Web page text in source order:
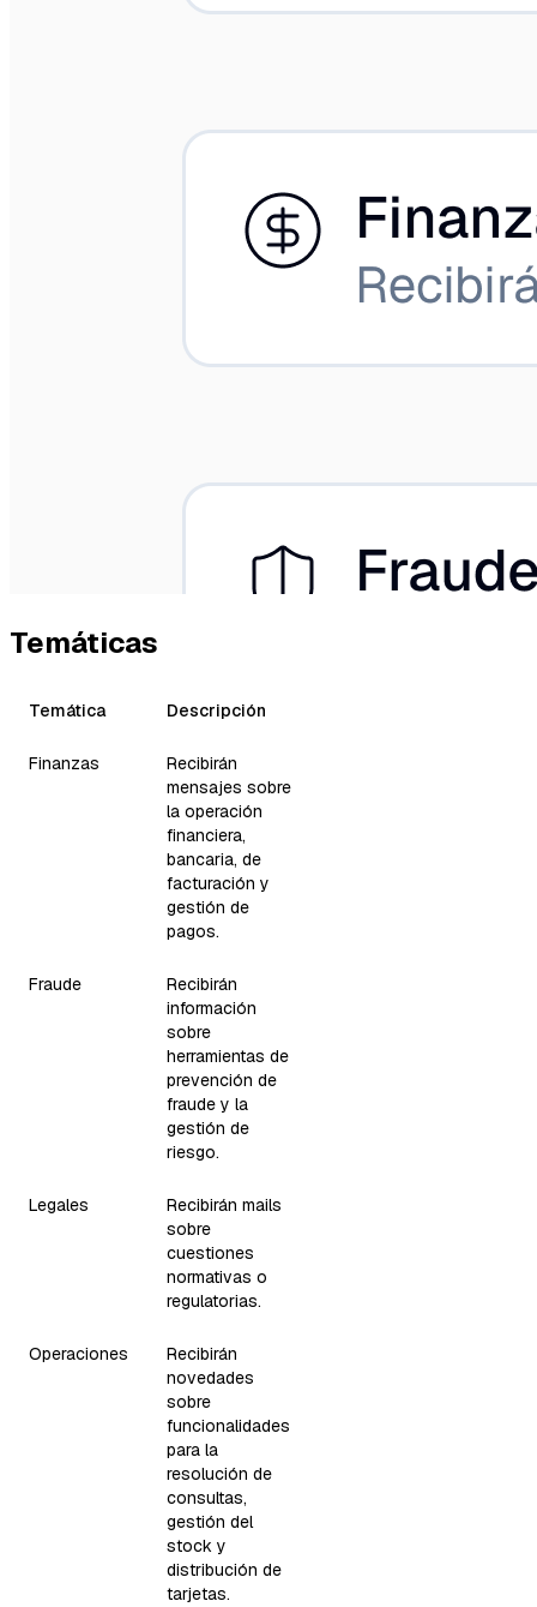
Temáticas
Temática Descripción
Finanzas
Recibirán
mensajes sobre
la operación
financiera,
bancaria, de
facturación y
gestión de
pagos.
Fraude
Recibirán
información
sobre
herramientas de
prevención de
fraude y la
gestión de
riesgo.
Legales
Recibirán mails
sobre
cuestiones
normativas o
regulatorias.
Operaciones
Recibirán
novedades
sobre
funcionalidades
para la
resolución de
consultas,
gestión del
stock y
distribución de
tarjetas.